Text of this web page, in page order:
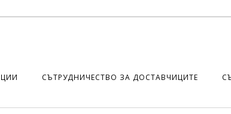
СЪТРУДНИЧЕСТВО ЗА ДОСТАВЧИЦИТЕ